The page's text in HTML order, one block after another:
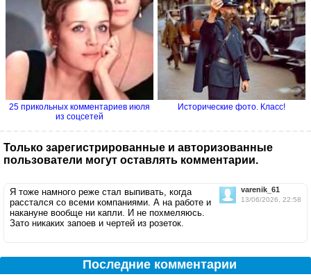
25 прикольных комментариев июля
из соцсетей
Исторические фото. Класс!
Только зарегистрированные и авторизованные
пользователи могут оставлять комментарии.
varenik_61
13/06/2026, 22:58
Я тоже намного реже стал выпивать, когда
расстался со всеми компаниями. А на работе и
накануне вообще ни капли. И не похмеляюсь.
Зато никаких запоев и чертей из розеток.
Последние комментарии